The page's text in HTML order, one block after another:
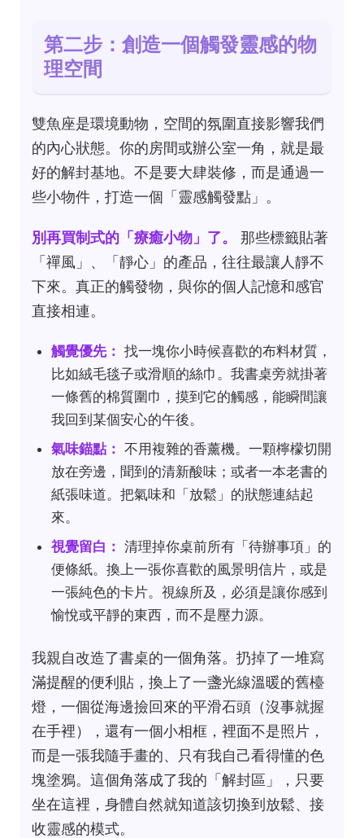
第二步：創造一個觸發靈感的物
理空間
雙魚座是環境動物，空間的氛圍直接影響我們
的內心狀態。你的房間或辦公室一角，就是最
好的解封基地。不是要大肆裝修，而是通過一
些小物件，打造一個「靈感觸發點」。
別再買制式的「療癒小物」了。
那些標籤貼著
「禪風」、「靜心」的產品，往往最讓人靜不
下來。真正的觸發物，與你的個人記憶和感官
直接相連。
觸覺優先： 找一塊你小時候喜歡的布料材質，
比如絨毛毯子或滑順的絲巾。我書桌旁就掛著
一條舊的棉質圍巾，摸到它的觸感，能瞬間讓
我回到某個安心的午後。
氣味錨點： 不用複雜的香薰機。一顆檸檬切開
放在旁邊，聞到的清新酸味；或者一本老書的
紙張味道。把氣味和「放鬆」的狀態連結起
來。
視覺留白： 清理掉你桌前所有「待辦事項」的
便條紙。換上一張你喜歡的風景明信片，或是
一張純色的卡片。視線所及，必須是讓你感到
愉悅或平靜的東西，而不是壓力源。
我親自改造了書桌的一個角落。扔掉了一堆寫
滿提醒的便利貼，換上了一盞光線溫暖的舊檯
燈，一個從海邊撿回來的平滑石頭（沒事就握
在手裡），還有一個小相框，裡面不是照片，
而是一張我隨手畫的、只有我自己看得懂的色
塊塗鴉。這個角落成了我的「解封區」，只要
坐在這裡，身體自然就知道該切換到放鬆、接
收靈感的模式。